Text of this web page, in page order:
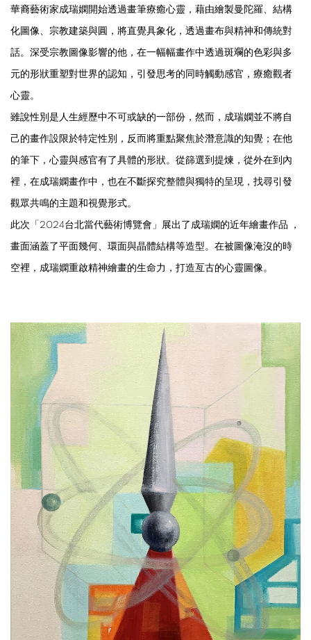
華裔藝術家成瑞嫻開始透過畫筆療癒心靈，藉由繪製曼陀羅、結構
化圖像、宗教建築與圓，將直覺具象化，透過畫布與精神和傳統對
話。深受宗教圖像影響的他，在一幅幅畫作中透過斑斕的色彩與多
元的形狀重塑對世界的認知，引發思考的同時觸動感官，療癒觀者
心靈。
雖說性別是人生經歷中不可或缺的一部份，然而，成瑞嫻並不將自
己的畫作設限於特定性別，反而將重點聚焦於潛意識的知覺；在他
的筆下，心靈與感官有了具體的形狀。從篩選到提煉，從外在到內
裡，在成瑞嫻畫作中，也在不斷探究整體與獨特的呈現，找尋引發
觀眾共鳴的主題和視覺形式。
此次「2024台北當代藝術博覽會」展出了成瑞嫻的近年繪畫作品 ，
畫面涵蓋了平面幾何、環面與晶體結構等造型。在被圖像淹沒的時
空裡，成瑞嫻重啟精神繪畫的生命力，打造亙古的心靈圖像。